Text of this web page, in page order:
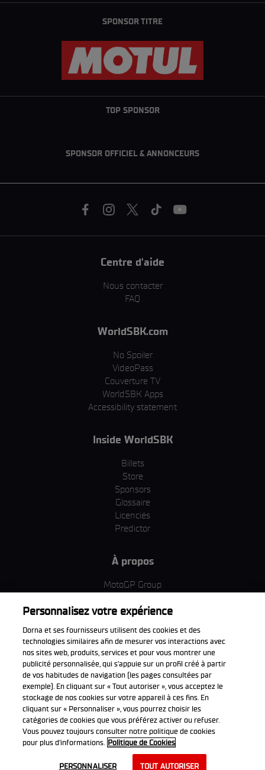
SPONSOR TITRE
TOP SPONSOR
SPONSOR OFFICIEL & ANNONCEURS
Centre d'aide
Nous contacter
FAQ
WorldSBK.com
No Spoiler
VideoPass
Couverture TV
WorldSBK Apps
Accessibility statement
Inside WorldSBK
Billets
Store
Sponsors
Glossaire
Licenciés
Predictor
À propos
MotoGP Group
Termes et conditions d'utilisation
Politique de confidentialité
Politique d’achat
Télécharger l'appli officiell
Personnalisez votre expérience
Dorna et ses fournisseurs utilisent des cookies et des
technologies similaires afin de mesurer vos interactions avec
nos sites web, produits, services et pour vous montrer une
publicité personnalisée, qui s’appuie sur un profil créé à partir
de vos habitudes de navigation (les pages consultées par
exemple). En cliquant sur « Tout autoriser », vous acceptez le
stockage de nos cookies sur votre appareil à ces fins. En
cliquant sur « Personnaliser », vous pourrez choisir les
catégories de cookies que vous préférez activer ou refuser.
Vous pouvez toujours consulter notre politique de cookies
pour plus d'informations. Politique de Cookies
PERSONNALISER TOUT AUTORISER